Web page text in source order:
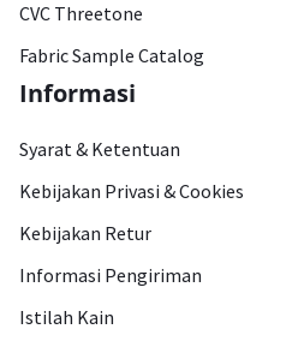
CVC Threetone
Fabric Sample Catalog
Informasi
Syarat & Ketentuan
Kebijakan Privasi & Cookies
Kebijakan Retur
Informasi Pengiriman
Istilah Kain